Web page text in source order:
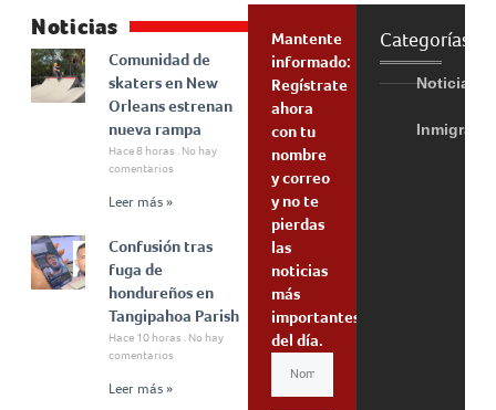
Noticias
Comunidad de
skaters en New
Orleans estrenan
nueva rampa
Hace 8 horas
No hay
comentarios
Leer más »
Confusión tras
fuga de
hondureños en
Tangipahoa Parish
Hace 10 horas
No hay
comentarios
Leer más »
Mantente
informado:
Regístrate
ahora
con tu
nombre
y correo
y no te
pierdas
las
noticias
más
importantes
del día.
Categorías
Noticias